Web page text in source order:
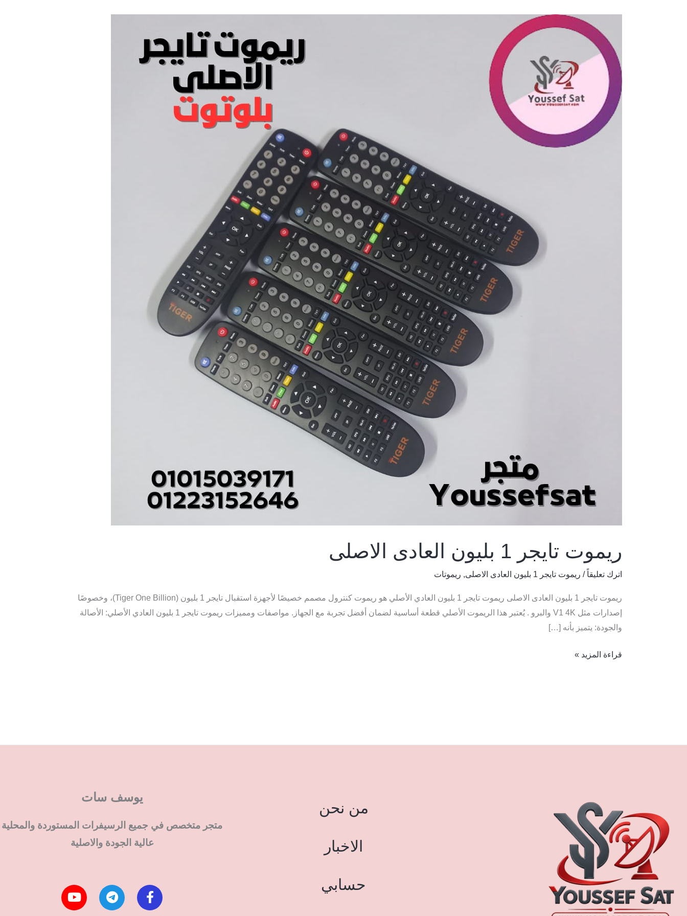
ريموت تايجر 1 بليون العادى الاصلى
اترك تعليقاً / ريموت تايجر 1 بليون العادى الاصلى , ريموتات
ريموت تايجر 1 بليون العادى الاصلى ريموت تايجر 1 بليون العادي الأصلي هو ريموت كنترول مصمم خصيصًا لأجهزة استقبال تايجر 1 بليون (Tiger One Billion)، وخصوصًا
إصدارات مثل V1 4K والبرو . يُعتبر هذا الريموت الأصلي قطعة أساسية لضمان أفضل تجربة مع الجهاز. مواصفات ومميزات ريموت تايجر 1 بليون العادي الأصلي: الأصالة
والجودة: يتميز بأنه […]
تايجر
بليون
العادى
الاصلى
قراءة المزيد »
من نحن
الاخبار
حسابي
يوسف سات
متجر متخصص في جميع الرسيفرات المستوردة والمحلية
عالية الجودة والاصلية